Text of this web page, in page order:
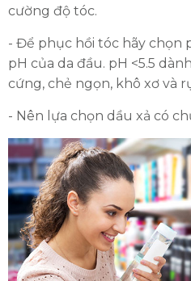
cường độ tóc.
- Để phục hồi tóc hãy chọn
pH của da đầu. pH <5.5
cứng, chẻ ngọn, khô xơ và
- Nên lựa chọn dầu xả có